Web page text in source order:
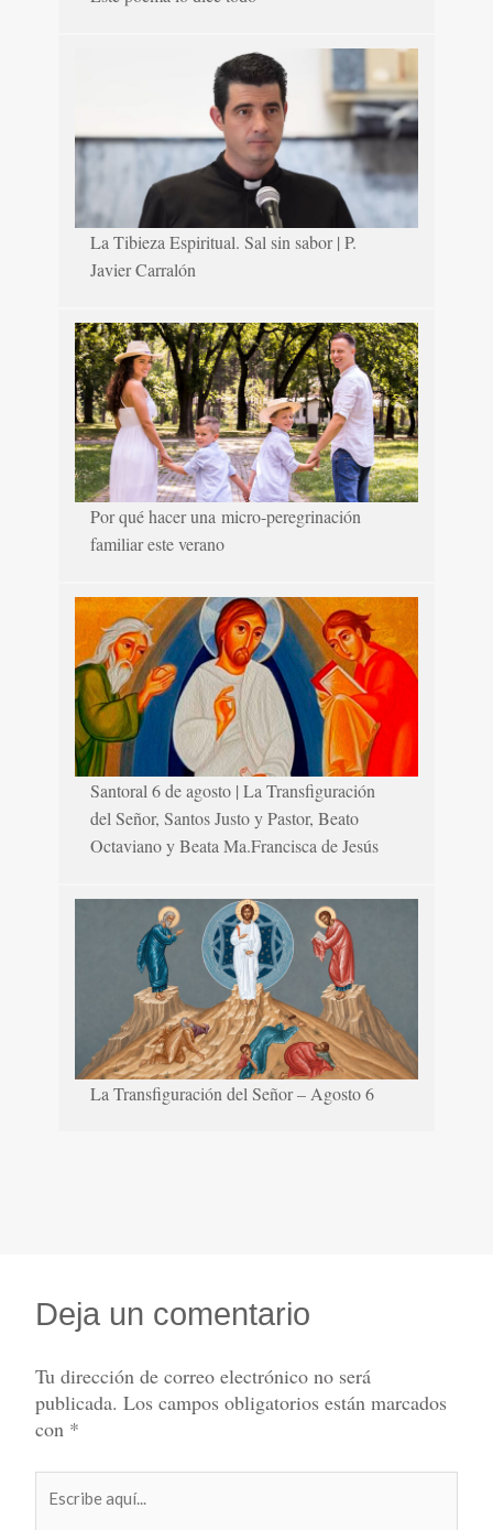
La Tibieza Espiritual. Sal sin sabor | P.
Javier Carralón
Por qué hacer una micro-peregrinación
familiar este verano
Santoral 6 de agosto | La Transfiguración
del Señor, Santos Justo y Pastor, Beato
Octaviano y Beata Ma.Francisca de Jesús
La Transfiguración del Señor – Agosto 6
Deja un comentario
Tu dirección de correo electrónico no será
publicada. Los campos obligatorios están marcados
con *
aquí...